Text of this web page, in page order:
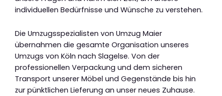
individuellen Bedürfnisse und Wünsche zu verstehen.
Die Umzugsspezialisten von Umzug Maier
übernahmen die gesamte Organisation unseres
Umzugs von Köln nach Slagelse. Von der
professionellen Verpackung und dem sicheren
Transport unserer Möbel und Gegenstände bis hin
zur pünktlichen Lieferung an unser neues Zuhause.